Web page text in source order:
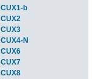
CUX1-b
CUX2
CUX3
CUX4-N
CUX6
CUX7
CUX8